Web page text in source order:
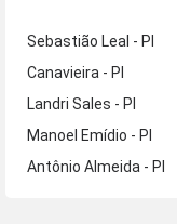
Sebastião Leal - PI
Canavieira - PI
Landri Sales - PI
Manoel Emídio - PI
Antônio Almeida - PI